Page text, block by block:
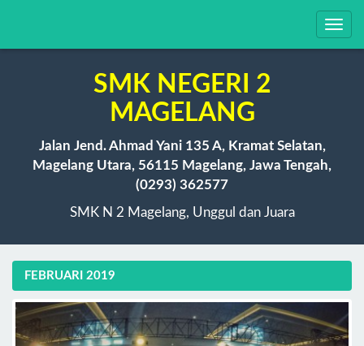
SMK NEGERI 2
MAGELANG
Jalan Jend. Ahmad Yani 135 A, Kramat Selatan,
Magelang Utara, 56115 Magelang, Jawa Tengah,
(0293) 362577
SMK N 2 Magelang, Unggul dan Juara
FEBRUARI 2019